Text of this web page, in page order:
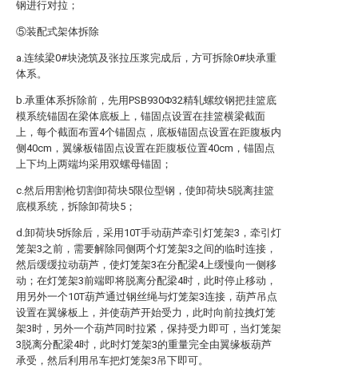
钢进行对拉；
⑤装配式架体拆除
a.连续梁0#块浇筑及张拉压浆完成后，方可拆除0#块承重
体系。
b.承重体系拆除前，先用PSB930Φ32精轧螺纹钢把挂篮底
模系统锚固在梁体底板上，锚固点设置在挂篮横梁截面
上，每个截面布置4个锚固点，底板锚固点设置在距腹板内
侧40cm，翼缘板锚固点设置在距腹板位置40cm，锚固点
上下均上两端均采用双螺母锚固；
c.然后用割枪切割卸荷块5限位型钢，使卸荷块5脱离挂篮
底模系统，拆除卸荷块5；
d.卸荷块5拆除后，采用10T手动葫芦牵引灯笼架3，牵引灯
笼架3之前，需要解除同侧两个灯笼架3之间的临时连接，
然后缓缓拉动葫芦，使灯笼架3在分配梁4上缓慢向一侧移
动；在灯笼架3前端即将脱离分配梁4时，此时停止移动，
用另外一个10T葫芦通过钢丝绳与灯笼架3连接，葫芦吊点
设置在翼缘板上，并使葫芦开始受力，此时向前拉拽灯笼
架3时，另外一个葫芦同时拉紧，保持受力即可，当灯笼架
3脱离分配梁4时，此时灯笼架3的重量完全由翼缘板葫芦
承受，然后利用吊车把灯笼架3吊下即可。